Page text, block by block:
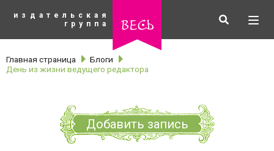
основному
издательская
группа
весь Искать
Главная страница
Блоги
День из жизни ведущего редактора
Добавить запись